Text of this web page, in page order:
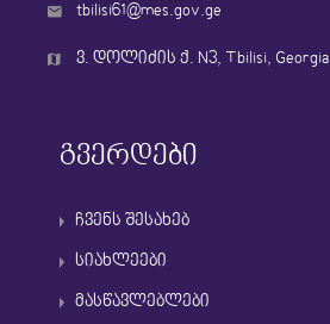
tbilisi61@mes.gov.ge
ვ. დოლიძის ქ. N3, Tbilisi, Georgia
გვერდები
ჩვენს შესახებ
სიახლეები
მასწავლებლები